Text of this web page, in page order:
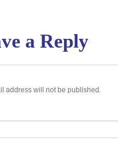
a Reply
address will not be published.